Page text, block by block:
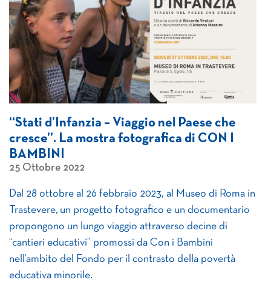
“Stati d’Infanzia – Viaggio nel Paese che
cresce”. La mostra fotografica di CON I
BAMBINI
25 Ottobre 2022
Dal 28 ottobre al 26 febbraio 2023, al Museo di Roma in
Trastevere, un progetto fotografico e un documentario
propongono un lungo viaggio attraverso decine di
“cantieri educativi” promossi da Con i Bambini
nell’ambito del Fondo per il contrasto della povertà
educativa minorile.